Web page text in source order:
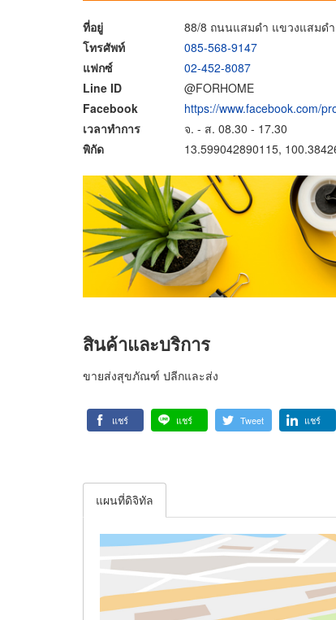
ที่อยู่
88/8 ถนนแสมดำ แขวงแสมด
โทรศัพท์
085-568-9147
แฟกซ์
02-452-8087
Line ID
@FORHOME
Facebook
https://www.facebook.com/
เวลาทำการ
จ. - ส. 08.30 - 17.30
พิกัด
13.599042890115,
สินค้าและบริการ
ขายส่งสุขภัณฑ์ ปลีกและส่ง
แชร์ แชร์ Tweet แชร์
แผนที่ดิจิทัล